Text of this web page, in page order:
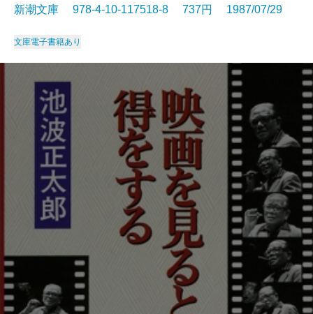
新潮文庫 978-4-10-117518-8 737円 1987/07/29
文庫電子書籍あり